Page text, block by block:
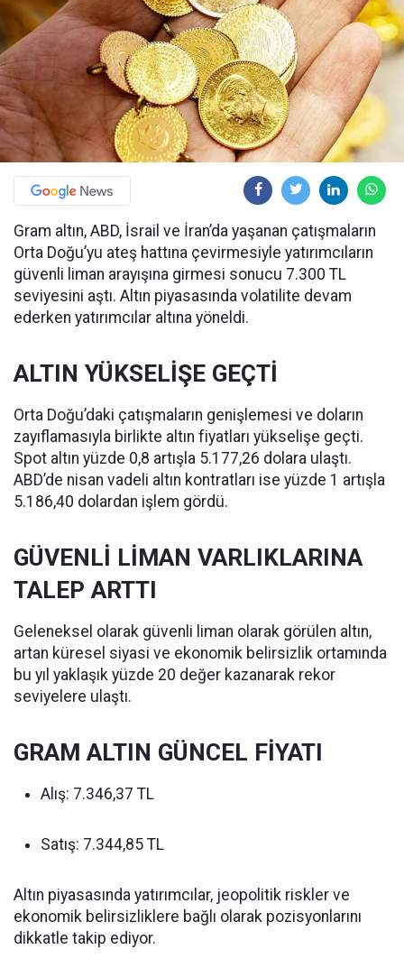
Gram altın, ABD, İsrail ve İran’da yaşanan çatışmaların
Orta Doğu’yu ateş hattına çevirmesiyle yatırımcıların
güvenli liman arayışına girmesi sonucu 7.300 TL
seviyesini aştı. Altın piyasasında volatilite devam
ederken yatırımcılar altına yöneldi.
ALTIN YÜKSELİŞE GEÇTİ
Orta Doğu’daki çatışmaların genişlemesi ve doların
zayıflamasıyla birlikte altın fiyatları yükselişe geçti.
Spot altın yüzde 0,8 artışla 5.177,26 dolara ulaştı.
ABD’de nisan vadeli altın kontratları ise yüzde 1 artışla
5.186,40 dolardan işlem gördü.
GÜVENLİ LİMAN VARLIKLARINA
TALEP ARTTI
Geleneksel olarak güvenli liman olarak görülen altın,
artan küresel siyasi ve ekonomik belirsizlik ortamında
bu yıl yaklaşık yüzde 20 değer kazanarak rekor
seviyelere ulaştı.
GRAM ALTIN GÜNCEL FİYATI
Alış: 7.346,37 TL
Satış: 7.344,85 TL
Altın piyasasında yatırımcılar, jeopolitik riskler ve
ekonomik belirsizliklere bağlı olarak pozisyonlarını
dikkatle takip ediyor.